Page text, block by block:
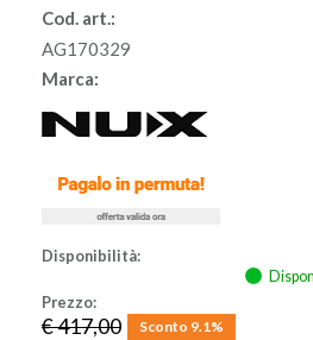
USATO
Cod. art.:
AG170329
Marca:
Disponibilità:
Prezzo:
€ 417,00 Sconto 9.1%